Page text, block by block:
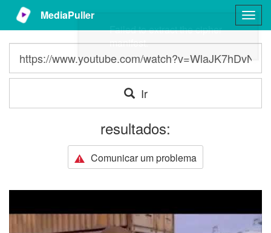
MediaPuller
Ir
resultados:
Comunicar um problema